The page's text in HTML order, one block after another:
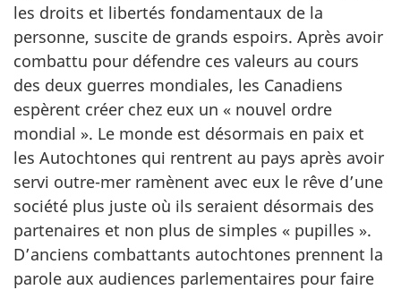
les droits et libertés fondamentaux de la
personne, suscite de grands espoirs. Après avoir
combattu pour défendre ces valeurs au cours
des deux guerres mondiales, les Canadiens
espèrent créer chez eux un « nouvel ordre
mondial ». Le monde est désormais en paix et
les Autochtones qui rentrent au pays après avoir
servi outre-mer ramènent avec eux le rêve d’une
société plus juste où ils seraient désormais des
partenaires et non plus de simples « pupilles ».
D’anciens combattants autochtones prennent la
parole aux audiences parlementaires pour faire